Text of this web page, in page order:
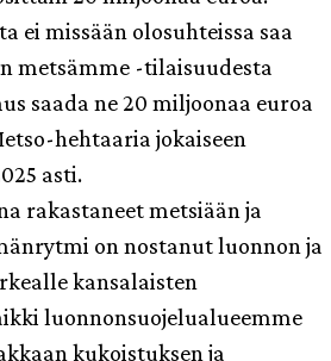
ei missään olosuhteissa saa
metsämme -tilaisuudesta
saada ne 20 miljoonaa euroa
hehtaaria jokaiseen
asti.
rakastaneet metsiään ja
on nostanut luonnon ja
kansalaisten
luonnonsuojelualueemme
kukoistuksen ja